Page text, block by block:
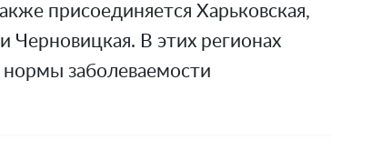
присоединяется Харьковская,
Черновицкая. В этих регионах
заболеваемости